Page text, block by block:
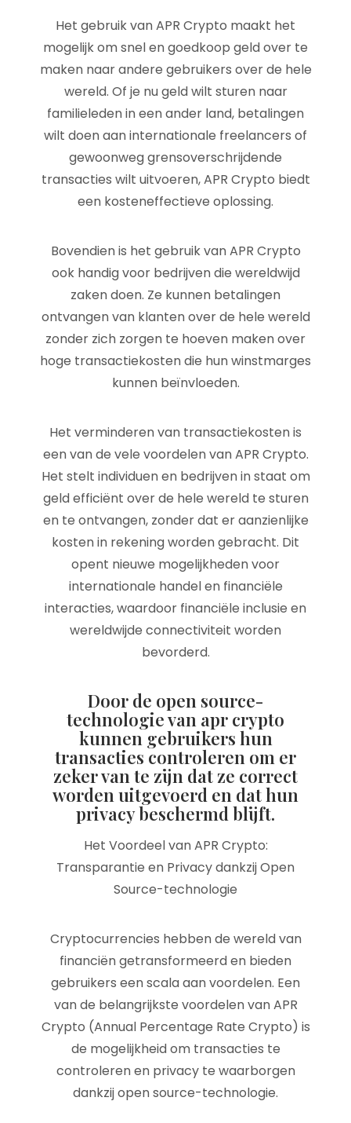
Het gebruik van APR Crypto maakt het
mogelijk om snel en goedkoop geld over te
maken naar andere gebruikers over de hele
wereld. Of je nu geld wilt sturen naar
familieleden in een ander land, betalingen
wilt doen aan internationale freelancers of
gewoonweg grensoverschrijdende
transacties wilt uitvoeren, APR Crypto biedt
een kosteneffectieve oplossing.
Bovendien is het gebruik van APR Crypto
ook handig voor bedrijven die wereldwijd
zaken doen. Ze kunnen betalingen
ontvangen van klanten over de hele wereld
zonder zich zorgen te hoeven maken over
hoge transactiekosten die hun winstmarges
kunnen beïnvloeden.
Het verminderen van transactiekosten is
een van de vele voordelen van APR Crypto.
Het stelt individuen en bedrijven in staat om
geld efficiënt over de hele wereld te sturen
en te ontvangen, zonder dat er aanzienlijke
kosten in rekening worden gebracht. Dit
opent nieuwe mogelijkheden voor
internationale handel en financiële
interacties, waardoor financiële inclusie en
wereldwijde connectiviteit worden
bevorderd.
Door de open source-
technologie van apr crypto
kunnen gebruikers hun
transacties controleren om er
zeker van te zijn dat ze correct
worden uitgevoerd en dat hun
privacy beschermd blijft.
Het Voordeel van APR Crypto:
Transparantie en Privacy dankzij Open
Source-technologie
Cryptocurrencies hebben de wereld van
financiën getransformeerd en bieden
gebruikers een scala aan voordelen. Een
van de belangrijkste voordelen van APR
Crypto (Annual Percentage Rate Crypto) is
de mogelijkheid om transacties te
controleren en privacy te waarborgen
dankzij open source-technologie.